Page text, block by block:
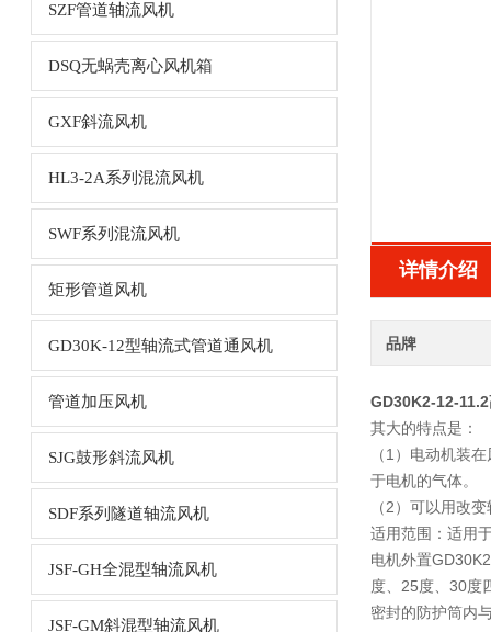
SZF管道轴流风机
DSQ无蜗壳离心风机箱
GXF斜流风机
HL3-2A系列混流风机
SWF系列混流风机
矩形管道风机
GD30K-12型轴流式管道通风机
管道加压风机
SJG鼓形斜流风机
SDF系列隧道轴流风机
JSF-GH全混型轴流风机
JSF-GM斜混型轴流风机
详情介绍
品牌
GD30K2-12-
其大的特点是：
（1）电动机装
于电机的气体。
（2）可以用改
适用范围：适用
电机外置
度、25度、30度
密封的防护筒内